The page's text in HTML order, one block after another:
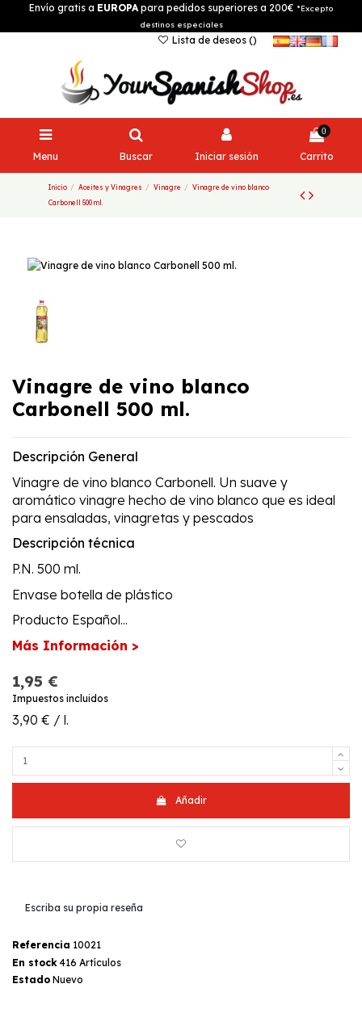
Envío gratis a EUROPApara pedidos superiores a 200€ *Excepto
destinos especiales
Lista de deseos ()
Menu Buscar Iniciar sesión
0
Carrito
Inicio Aceites y Vinagres Vinagre
Vinagre de vino blanco
Carbonell 500 ml.
Vinagre de vino blanco
Carbonell 500 ml.
Descripción General
Vinagre de vino blanco Carbonell. Un suave y
aromático vinagre hecho de vino blanco que es ideal
para ensaladas, vinagretas y pescados
Descripción técnica
P.N. 500 ml.
Envase botella de plástico
Producto Español...
Más Información >
1,95 €
Impuestos incluidos
3,90 € / l.
Añadir
Escriba su propia reseña
Referencia 10021
En stock 416 Artículos
Estado Nuevo